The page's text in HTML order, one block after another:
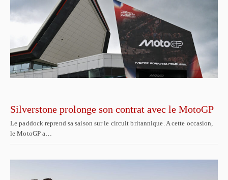
Silverstone prolonge son contrat avec le MotoGP
Le paddock reprend sa saison sur le circuit britannique. A cette occasion,
le MotoGP a…